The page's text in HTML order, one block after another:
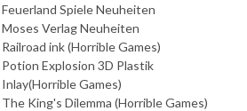
Feuerland Spiele Neuheiten
Moses Verlag Neuheiten
Railroad ink (Horrible Games)
Potion Explosion 3D Plastik
Inlay(Horrible Games)
The King's Dilemma (Horrible Games)